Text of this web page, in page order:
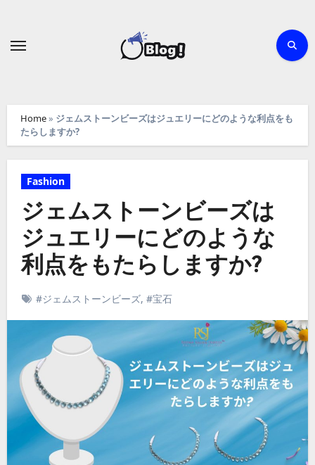
Home» ジェムストーンビーズはジュエリーにどのような利点をも
たらしますか?
Fashion
ジェムストーンビーズは
ジュエリーにどのような
利点をもたらしますか?
#ジェムストーンビーズ, #宝石